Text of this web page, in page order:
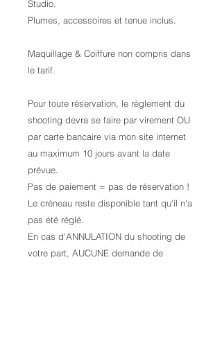
Studio.
Plumes, accessoires et tenue inclus.
Maquillage & Coiffure non compris dans
le tarif.
Pour toute réservation, le règlement du
shooting devra se faire par virement OU
par carte bancaire via mon site internet
au maximum 10 jours avant la date
prévue.
Pas de paiement = pas de réservation !
Le créneau reste disponible tant qu'il n'a
pas été réglé.
En cas d'ANNULATION du shooting de
votre part, AUCUNE demande de